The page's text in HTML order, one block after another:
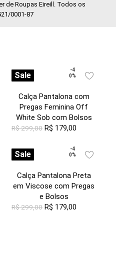
de Roupas Eireill. Todos os
0001-87
Sale
-4
0%
Calça Pantalona com
Pregas Feminina Off
White Sob com Bolsos
R$299,00 R$ 179,00
Sale
-4
0%
Calça Pantalona Preta
em Viscose com Pregas
e Bolsos
R$299,00 R$ 179,00